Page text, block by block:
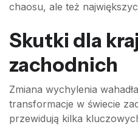
chaosu, ale też
Skutki dla
zachodnich
Zmiana wychylenia
transformacje w świecie
przewidują kilka